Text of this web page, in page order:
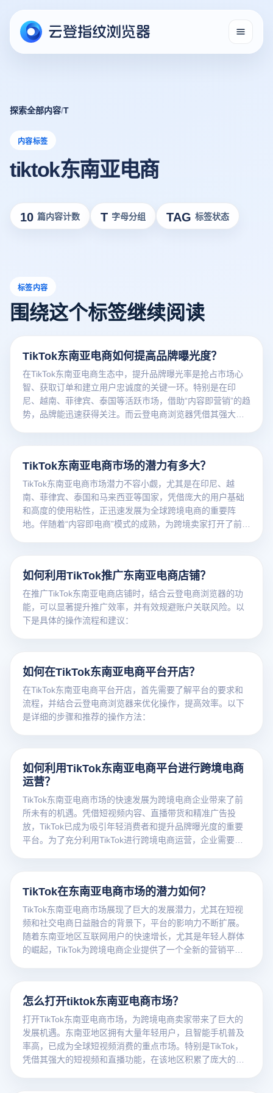
探索全部内容/T
内容标签
tiktok东南亚电商
10 篇内容计数 T 字母分组 TAG 标签状态
标签内容
围绕这个标签继续阅读
TikTok东南亚电商如何提高品牌曝光度？
在TikTok东南亚电商生态中，提升品牌曝光率是抢占市场心
智、获取订单和建立用户忠诚度的关键一环。特别是在印
尼、越南、菲律宾、泰国等活跃市场，借助“内容即营销”的趋
势，品牌能迅速获得关注。而云登电商浏览器凭借其强大的
TikTok东南亚电商市场的潜力有多大？
TikTok东南亚电商市场潜力不容小觑，尤其是在印尼、越
南、菲律宾、泰国和马来西亚等国家，凭借庞大的用户基础
和高度的使用粘性，正迅速发展为全球跨境电商的重要阵
地。伴随着“内容即电商”模式的成熟，为跨境卖家打开了前所
如何利用TikTok推广东南亚电商店铺？
在推广TikTok东南亚电商店铺时，结合云登电商浏览器的功
能，可以显著提升推广效率，并有效规避账户关联风险。以
下是具体的操作流程和建议：
如何在TikTok东南亚电商平台开店？
在TikTok东南亚电商平台开店，首先需要了解平台的要求和
流程，并结合云登电商浏览器来优化操作，提高效率。以下
是详细的步骤和推荐的操作方法：
如何利用TikTok东南亚电商平台进行跨境电商
运营？
TikTok东南亚电商市场的快速发展为跨境电商企业带来了前
所未有的机遇。凭借短视频内容、直播带货和精准广告投
放，TikTok已成为吸引年轻消费者和提升品牌曝光度的重要
平台。为了充分利用TikTok进行跨境电商运营，企业需要根
TikTok在东南亚电商市场的潜力如何？
TikTok东南亚电商市场展现了巨大的发展潜力，尤其在短视
频和社交电商日益融合的背景下，平台的影响力不断扩展。
随着东南亚地区互联网用户的快速增长，尤其是年轻人群体
的崛起，TikTok为跨境电商企业提供了一个全新的营销平
怎么打开tiktok东南亚电商市场？
打开TikTok东南亚电商市场，为跨境电商卖家带来了巨大的
发展机遇。东南亚地区拥有大量年轻用户，且智能手机普及
率高，已成为全球短视频消费的重点市场。特别是TikTok，
凭借其强大的短视频和直播功能，在该地区积累了庞大的用